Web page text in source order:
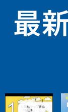
最